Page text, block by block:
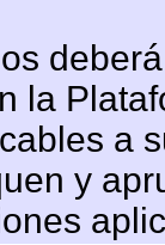
la
a
y